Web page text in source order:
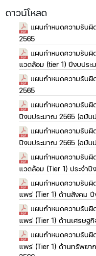
ดาวน์โหลด
แผนกำหนดความรับผิ
2565
แผนกำหนดความรับผิ
แวดล้อม (tier 1) ปีงบประ
แผนกำหนดความรับผิ
2565
แผนกำหนดความรับผิ
ปีงบประมาณ 2565 (ฉบับ
แผนกำหนดความรับผิด
ปีงบประมาณ 2565 (ฉบับ
แผนกำหนดความรับผิ
แวดล้อม (Tier 1) ประจำ
แผนกำหนดความรับผิ
แพร่ (Tier 1) ด้านสังคม
แผนกำหนดความรับผิ
แพร่ (Tier 1) ด้านเศรษฐ
แผนกำหนดความรับผิ
แพร่ (Tier 1) ด้านทรัพยา